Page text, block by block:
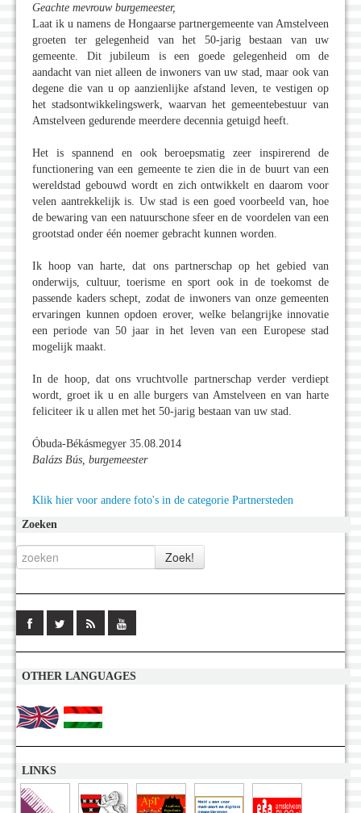
Geachte mevrouw burgemeester,
Laat ik u namens de Hongaarse partnergemeente van Amstelveen
groeten ter gelegenheid van het 50-jarig bestaan van uw
gemeente. Dit jubileum is een goede gelegenheid om de
aandacht van niet alleen de inwoners van uw stad, maar ook van
degene die van u op aanzienlijke afstand leven, te vestigen op
het stadsontwikkelingswerk, waarvan het gemeentebestuur van
Amstelveen gedurende meerdere decennia getuigd heeft.
Het is spannend en ook beroepsmatig zeer inspirerend de
functionering van een gemeente te zien die in de buurt van een
wereldstad gebouwd wordt en zich ontwikkelt en daarom voor
velen aantrekkelijk is. Uw stad is een goed voorbeeld van, hoe
de bewaring van een natuurschone sfeer en de voordelen van een
grootstad onder één noemer gebracht kunnen worden.
Ik hoop van harte, dat ons partnerschap op het gebied van
onderwijs, cultuur, toerisme en sport ook in de toekomst de
passende kaders schept, zodat de inwoners van onze gemeenten
ervaringen kunnen opdoen erover, welke belangrijke innovatie
een periode van 50 jaar in het leven van een Europese stad
mogelijk maakt.
In de hoop, dat ons vruchtvolle partnerschap verder verdiept
wordt, groet ik u en alle burgers van Amstelveen en van harte
feliciteer ik u allen met het 50-jarig bestaan van uw stad.
Óbuda-Békásmegyer 35.08.2014
Balázs Bús, burgemeester
Klik hier voor andere foto's in de categorie Partnersteden
Zoeken
OTHER LANGUAGES
LINKS